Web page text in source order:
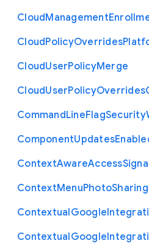
CloudManagement
CloudPolicyOverrides
CloudUserPolicyMerge
CloudUserPolicyOverrides
CommandLineFlagSecurity
ComponentUpdates
ContextAwareAccess
ContextMenuPhotoSharing
ContextualGoogle
ContextualGoogle